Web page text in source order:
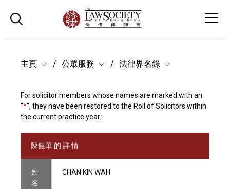
主頁 公眾服務 法律界名錄
For solicitor members whose names are marked with an
"*", they have been restored to the Roll of Solicitors within
the current practice year.
陳健華 的 詳 情
姓
名
CHAN KIN WAH